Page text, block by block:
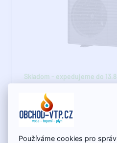
Skladom - expedujeme do
čerpadlo S2 (R32)
S2 ponúka najvyššiu
Používáme cookies pro